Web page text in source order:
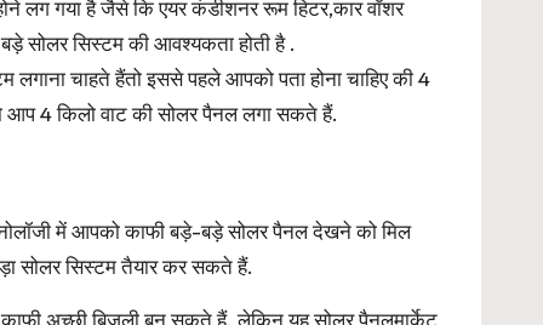
लग गया है जैसे कि एयर कंडीशनर रूम हिटर,कार वॉशर
सोलर सिस्टम की आवश्यकता होती है .
चाहते हैंतो इससे पहले आपको पता होना चाहिए की 4
आप 4 किलो वाट की सोलर पैनल लगा सकते हैं.
में आपको काफी बड़े-बड़े सोलर पैनल देखने को मिल
सोलर सिस्टम तैयार कर सकते हैं.
काफी अच्छी बिजली बन सकते हैं. लेकिन यह सोलर पैनलमार्केट